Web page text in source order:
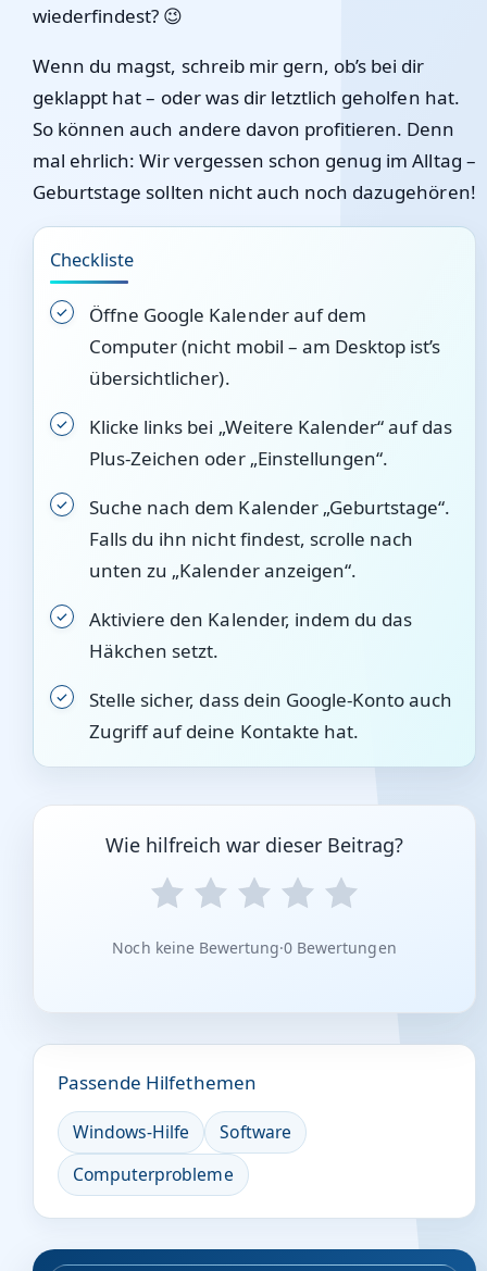
wiederfindest? 😉
Wenn du magst, schreib mir gern, ob’s bei dir
geklappt hat – oder was dir letztlich geholfen hat.
So können auch andere davon profitieren. Denn
mal ehrlich: Wir vergessen schon genug im Alltag –
Geburtstage sollten nicht auch noch dazugehören!
Checkliste
Öffne Google Kalender auf dem
Computer (nicht mobil – am Desktop ist’s
übersichtlicher).
Klicke links bei „Weitere Kalender“ auf das
Plus-Zeichen oder „Einstellungen“.
Suche nach dem Kalender „Geburtstage“.
Falls du ihn nicht findest, scrolle nach
unten zu „Kalender anzeigen“.
Aktiviere den Kalender, indem du das
Häkchen setzt.
Stelle sicher, dass dein Google-Konto auch
Zugriff auf deine Kontakte hat.
Wie hilfreich war dieser Beitrag?
Noch keine Bewertung·0 Bewertungen
Passende Hilfethemen
Windows-Hilfe
Software
Computerprobleme